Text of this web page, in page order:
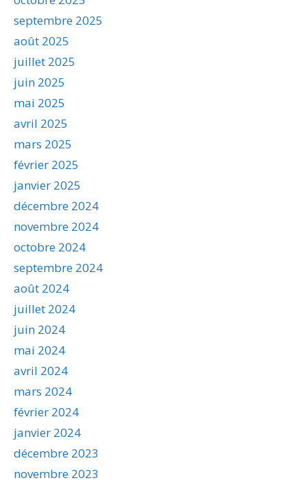
septembre 2025
août 2025
juillet 2025
juin 2025
mai 2025
avril 2025
mars 2025
février 2025
janvier 2025
décembre 2024
novembre 2024
octobre 2024
septembre 2024
août 2024
juillet 2024
juin 2024
mai 2024
avril 2024
mars 2024
février 2024
janvier 2024
décembre 2023
novembre 2023